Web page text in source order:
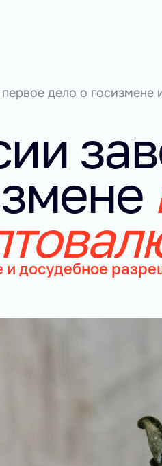
дело о госизмене
и досудебное